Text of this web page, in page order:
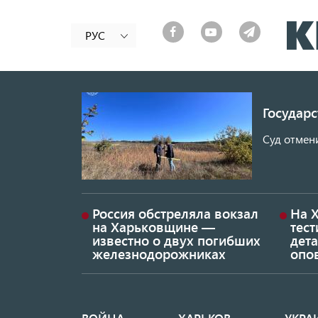
РУС
Суд
Россия обстреляла вокзал
на Харьковщине —
известно о двух погибших
железнодорожниках
На